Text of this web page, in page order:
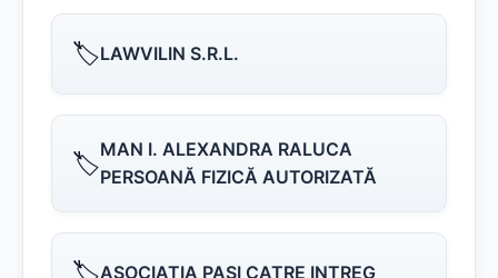
🏷️LAWVILIN S.R.L.
🏷️MAN I. ALEXANDRA RALUCA
PERSOANĂ FIZICĂ AUTORIZATĂ
ASOCIATIA PASI CATRE INTREG